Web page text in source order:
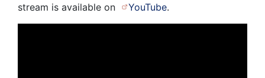
stream is available on
YouTube.